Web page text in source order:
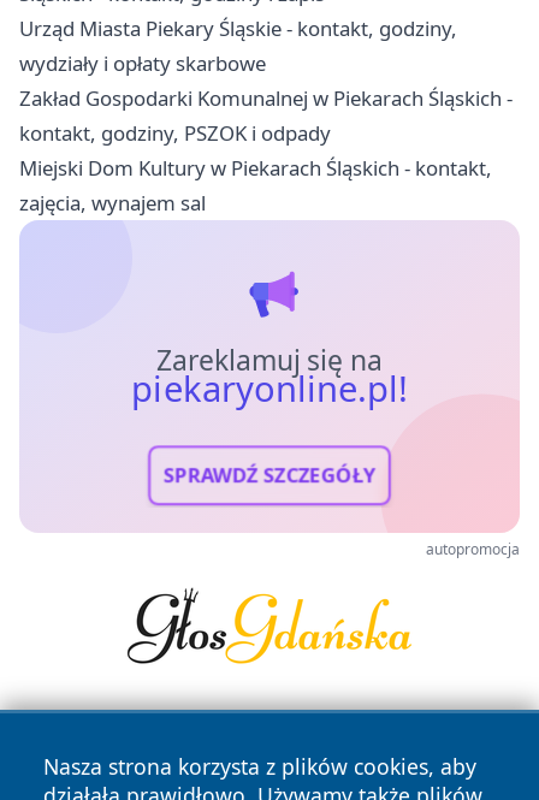
Urząd Miasta Piekary Śląskie - kontakt, godziny,
wydziały i opłaty skarbowe
Zakład Gospodarki Komunalnej w Piekarach Śląskich -
kontakt, godziny, PSZOK i odpady
Miejski Dom Kultury w Piekarach Śląskich - kontakt,
zajęcia, wynajem sal
Zareklamuj się na
piekaryonline.pl!
SPRAWDŹ SZCZEGÓŁY
autopromocja
Nasza strona korzysta z plików cookies, aby